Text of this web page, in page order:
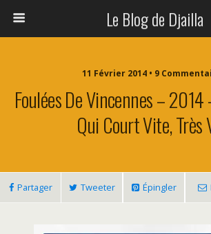
Le Blog de Djailla
11 Février 2014 • 9
Foulées De Vincennes –
Qui Court Vite, Très
Partager Tweeter Épingler